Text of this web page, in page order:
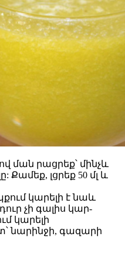
ման րացրեք՝ մինչև
լցրեք 50 մլ և
կարելի է նաև
չի գալիս կար-
կարելի
նարինջի, գազարի